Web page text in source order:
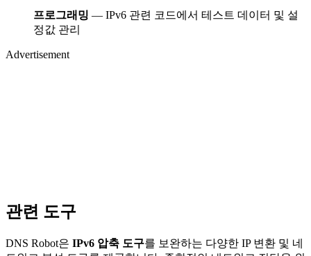
프로그래밍 — IPv6 관련 코드에서 테스트 데이터 및 설
정값 관리
Advertisement
관련 도구
DNS Robot은 IPv6 압축 도구를 보완하는 다양한 IP 변환 및 네